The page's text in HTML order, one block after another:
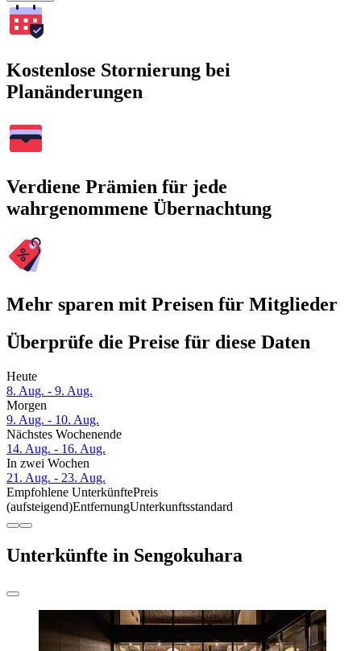
Kostenlose Stornierung bei
Planänderungen
Verdiene Prämien für jede
wahrgenommene Übernachtung
Mehr sparen mit Preisen für Mitglieder
Überprüfe die Preise für diese Daten
Heute
8. Aug. - 9. Aug.
Morgen
9. Aug. - 10. Aug.
Nächstes Wochenende
14. Aug. - 16. Aug.
In zwei Wochen
21. Aug. - 23. Aug.
Empfohlene UnterkünftePreis
(aufsteigend)EntfernungUnterkunftsstandard
Unterkünfte in Sengokuhara